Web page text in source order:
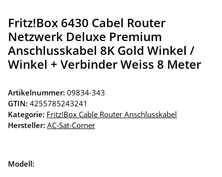
Fritz!Box 6430 Cabel Router
Netzwerk Deluxe Premium
Anschlusskabel 8K Gold Winkel /
Winkel + Verbinder Weiss 8 Meter
Artikelnummer: 09834-343
GTIN: 4255785243241
Kategorie: Fritz!Box Cable Router Anschlusskabel
Hersteller: AC-Sat-Corner
Modell: